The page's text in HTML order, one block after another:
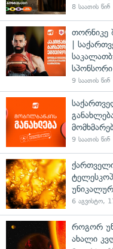
8 საათის წინ
თორნიკე
|
სპონსორი
9 საათის წინ
9 საათის წინ
6 აგვისტო,
როგორ
ახალი